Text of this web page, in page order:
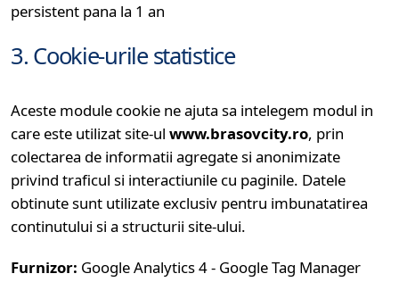
persistent pana la 1 an
3. Cookie-urile statistice
Aceste module cookie ne ajuta sa intelegem modul in
care este utilizat site-ul www.brasovcity.ro, prin
colectarea de informatii agregate si anonimizate
privind traficul si interactiunile cu paginile. Datele
obtinute sunt utilizate exclusiv pentru imbunatatirea
continutului si a structurii site-ului.
Furnizor: Google Analytics 4 - Google Tag Manager